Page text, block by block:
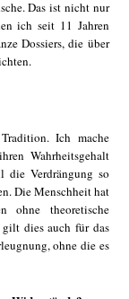
Das ist nicht nur
ich seit 11 Jahren
Dossiers, die über
Ich mache
Wahrheitsgehalt
die Verdrängung so
Die Menschheit hat
ohne theoretische
gilt dies auch für das
ohne die es